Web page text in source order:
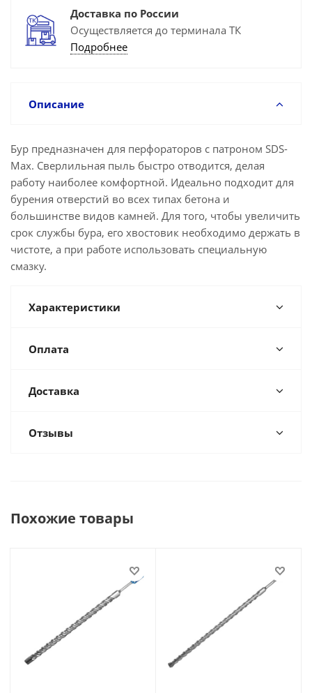
Доставка по России
Осуществляется до терминала ТК
Подробнее
Описание
Бур предназначен для перфораторов с патроном SDS-
Max. Сверлильная пыль быстро отводится, делая
работу наиболее комфортной. Идеально подходит для
бурения отверстий во всех типах бетона и
большинстве видов камней. Для того, чтобы увеличить
срок службы бура, его хвостовик необходимо держать в
чистоте, а при работе использовать специальную
смазку.
Характеристики
Оплата
Доставка
Отзывы
Похожие товары